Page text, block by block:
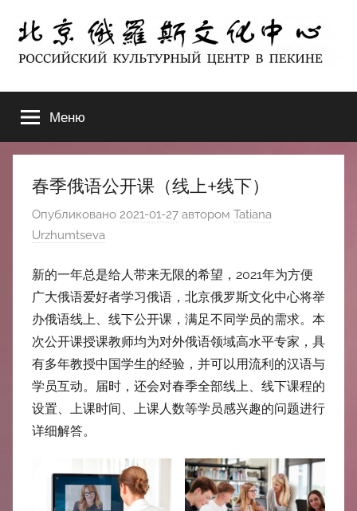
содержимому
北
京
俄
罗
斯
文
化
中
心
ЦЕНТР
В
ПЕКИНЕ
Меню
春季俄语公开课（线上+线下）
Опубликовано 2021-01-27 автором Tatiana
Urzhumtseva
新的一年总是给人带来无限的希望，2021年为方便
广大俄语爱好者学习俄语，北京俄罗斯文化中心将举
办俄语线上、线下公开课，满足不同学员的需求。本
次公开课授课教师均为对外俄语领域高水平专家，具
有多年教授中国学生的经验，并可以用流利的汉语与
学员互动。届时，还会对春季全部线上、线下课程的
设置、上课时间、上课人数等学员感兴趣的问题进行
详细解答。